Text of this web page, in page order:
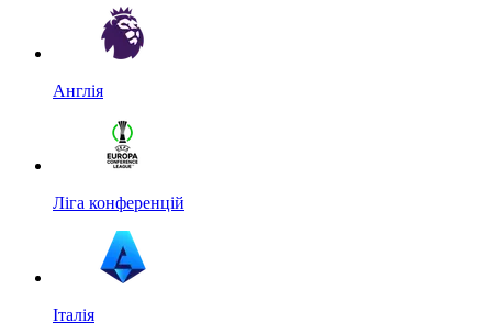
Англія
Ліга конференцій
Італія